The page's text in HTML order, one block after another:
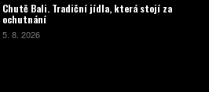
Chutě Bali. Tradiční jídla, která stojí za
ochutnání
5. 8. 2026